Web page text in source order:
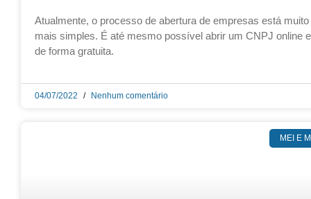
Atualmente, o processo de abertura de empresas está muito
mais simples. É até mesmo possível abrir um CNPJ online e
de forma gratuita.
04/07/2022 Nenhum comentário
MEI E